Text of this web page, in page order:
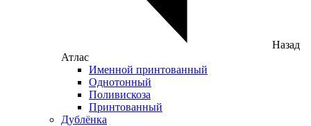
Назад
Атлас
Именной принтованный
Однотонный
Поливискоза
Принтованный
Дублёнка